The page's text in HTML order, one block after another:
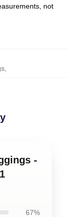
not
,
-
67%